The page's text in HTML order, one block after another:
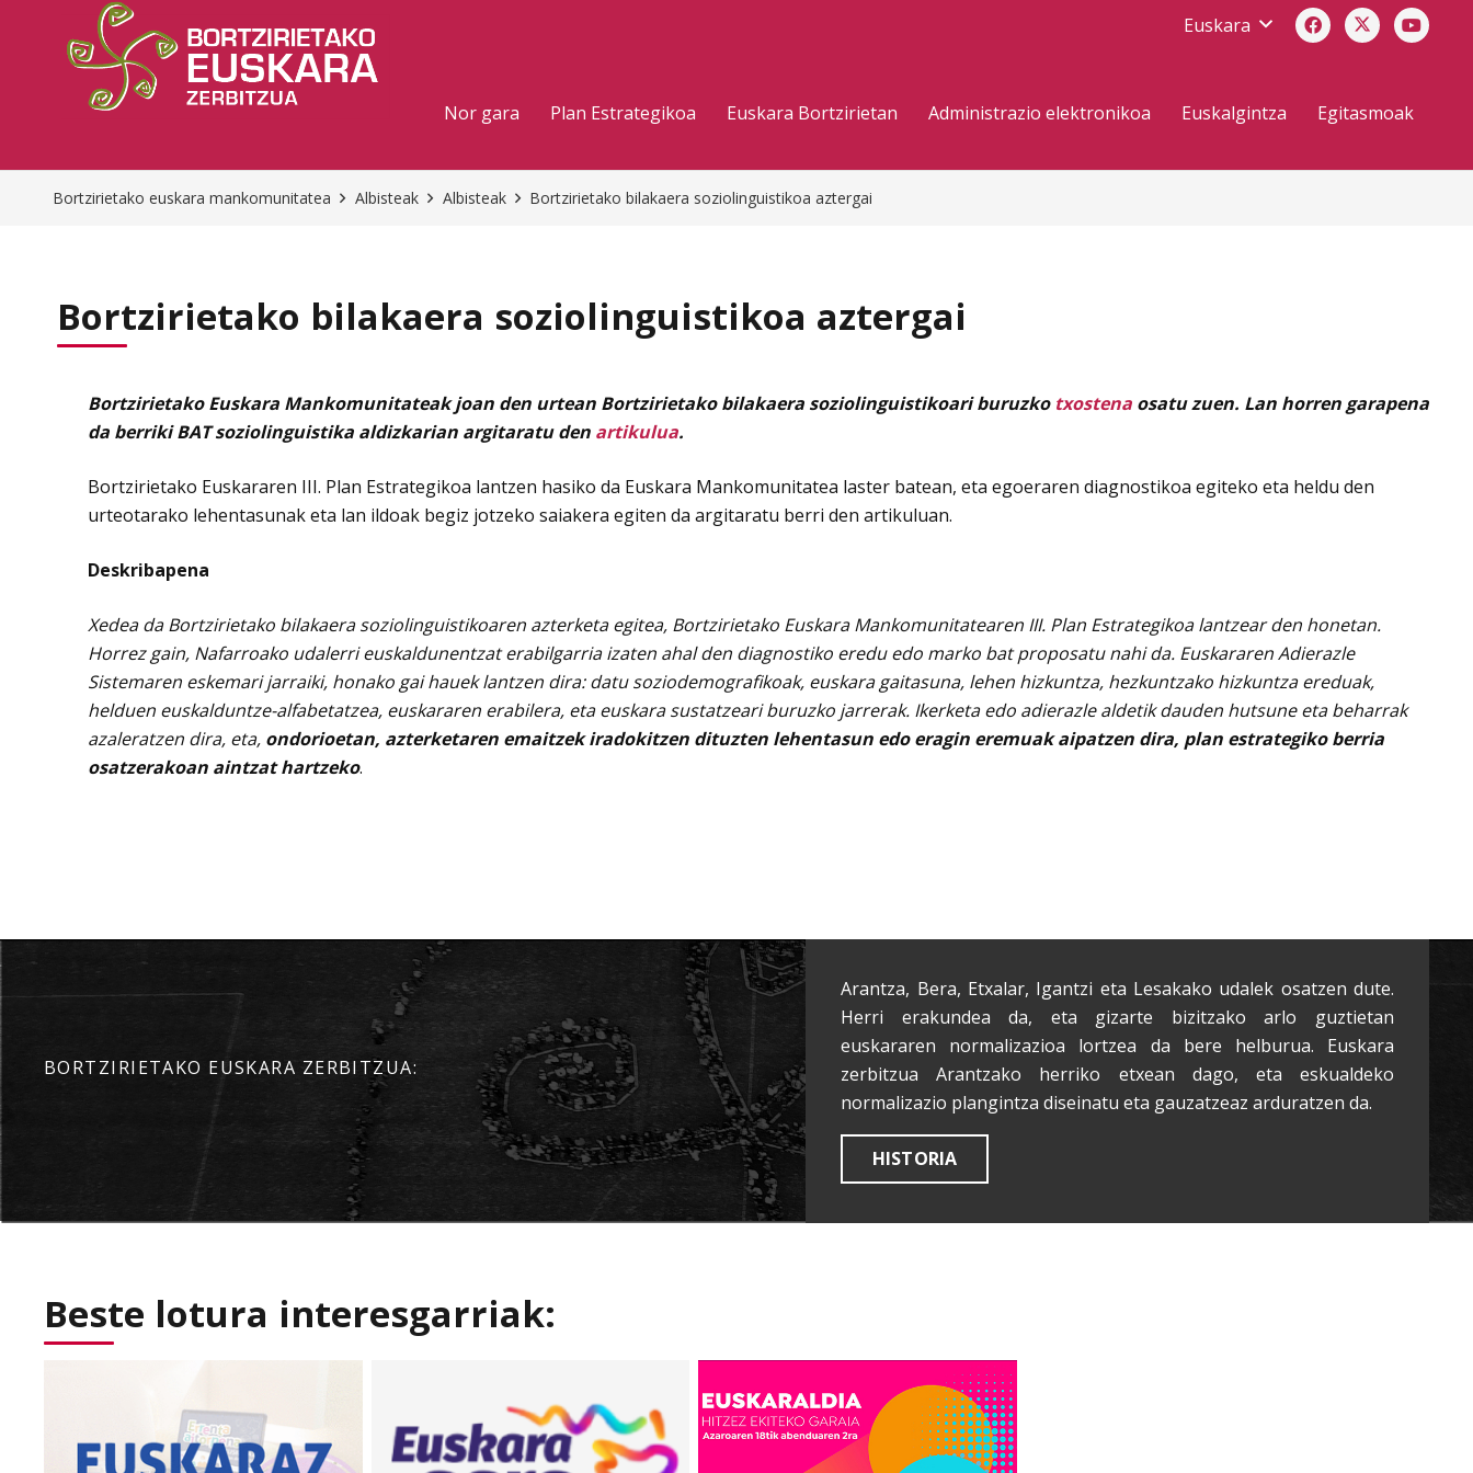
Euskara
Nor gara Plan Estrategikoa Euskara Bortzirietan Administrazio elektronikoa Euskalgintza Egitasmoak
Bortzirietako euskara mankomunitatea Albisteak Albisteak Bortzirietako bilakaera soziolinguistikoa aztergai
Bortzirietako bilakaera soziolinguistikoa aztergai
Bortzirietako Euskara Mankomunitateak joan den urtean Bortzirietako bilakaera soziolinguistikoari buruzko txostena osatu zuen. Lan horren garapena
da berriki BAT soziolinguistika aldizkarian argitaratu den artikulua.
Bortzirietako Euskararen III. Plan Estrategikoa lantzen hasiko da Euskara Mankomunitatea laster batean, eta egoeraren diagnostikoa egiteko eta heldu den
urteotarako lehentasunak eta lan ildoak begiz jotzeko saiakera egiten da argitaratu berri den artikuluan.
Deskribapena
Xedea da Bortzirietako bilakaera soziolinguistikoaren azterketa egitea, Bortzirietako Euskara Mankomunitatearen III. Plan Estrategikoa lantzear den honetan.
Horrez gain, Nafarroako udalerri euskaldunentzat erabilgarria izaten ahal den diagnostiko eredu edo marko bat proposatu nahi da. Euskararen Adierazle
Sistemaren eskemari jarraiki, honako gai hauek lantzen dira: datu soziodemografikoak, euskara gaitasuna, lehen hizkuntza, hezkuntzako hizkuntza ereduak,
helduen euskalduntze-alfabetatzea, euskararen erabilera, eta euskara sustatzeari buruzko jarrerak. Ikerketa edo adierazle aldetik dauden hutsune eta beharrak
azaleratzen dira, eta, ondorioetan, azterketaren emaitzek iradokitzen dituzten lehentasun edo eragin eremuak aipatzen dira, plan estrategiko berria
osatzerakoan aintzat hartzeko.
BORTZIRIETAKO EUSKARA ZERBITZUA:
Arantza, Bera, Etxalar, Igantzi eta Lesakako udalek osatzen dute.
Herri erakundea da, eta gizarte bizitzako arlo guztietan
euskararen normalizazioa lortzea da bere helburua. Euskara
zerbitzua Arantzako herriko etxean dago, eta eskualdeko
normalizazio plangintza diseinatu eta gauzatzeaz arduratzen da.
HISTORIA
Beste lotura interesgarriak: